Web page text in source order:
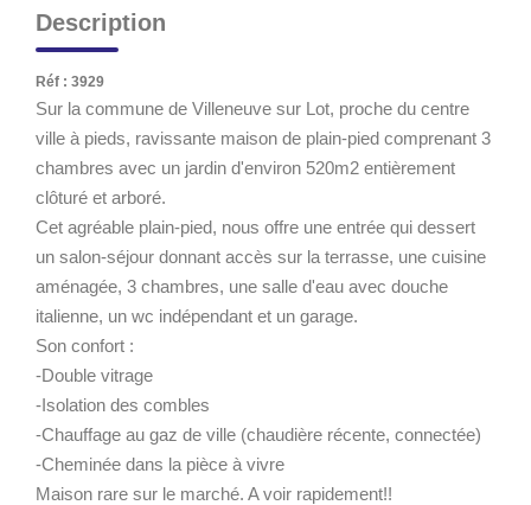
Description
Réf : 3929
Sur la commune de Villeneuve sur Lot, proche du centre
ville à pieds, ravissante maison de plain-pied comprenant 3
chambres avec un jardin d'environ 520m2 entièrement
clôturé et arboré.
Cet agréable plain-pied, nous offre une entrée qui dessert
un salon-séjour donnant accès sur la terrasse, une cuisine
aménagée, 3 chambres, une salle d'eau avec douche
italienne, un wc indépendant et un garage.
Son confort :
-Double vitrage
-Isolation des combles
-Chauffage au gaz de ville (chaudière récente, connectée)
-Cheminée dans la pièce à vivre
Maison rare sur le marché. A voir rapidement!!